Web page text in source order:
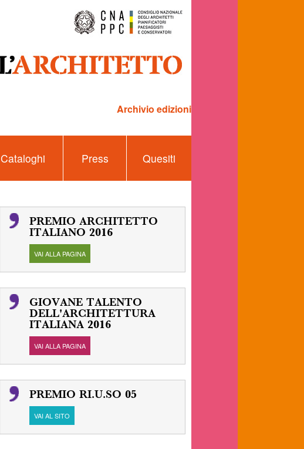
Archivio edizioni
Cataloghi Press Quesiti
PREMIO ARCHITETTO
ITALIANO 2016
VAI ALLA PAGINA
GIOVANE TALENTO
DELL'ARCHITETTURA
ITALIANA 2016
VAI ALLA PAGINA
PREMIO RI.U.SO 05
VAI AL SITO